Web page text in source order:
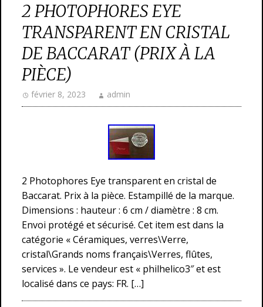
2 PHOTOPHORES EYE
TRANSPARENT EN CRISTAL
DE BACCARAT (PRIX À LA
PIÈCE)
février 8, 2023 admin
2 Photophores Eye transparent en cristal de
Baccarat. Prix à la pièce. Estampillé de la marque.
Dimensions : hauteur : 6 cm / diamètre : 8 cm.
Envoi protégé et sécurisé. Cet item est dans la
catégorie « Céramiques, verres\Verre,
cristal\Grands noms français\Verres, flûtes,
services ». Le vendeur est « philhelico3″ et est
localisé dans ce pays: FR. […]